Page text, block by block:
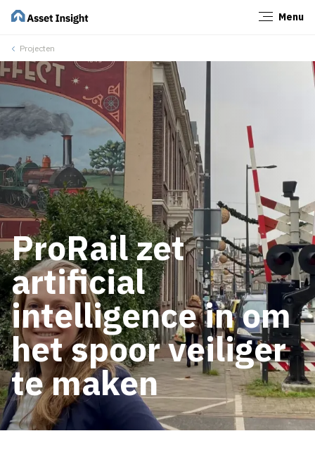
Menu
Projecten
ProRail zet
artificial
intelligence in om
het spoor veiliger
te maken
Sluiten